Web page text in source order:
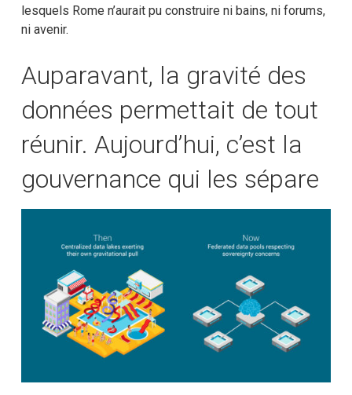
lesquels Rome n’aurait pu construire ni bains, ni forums,
ni avenir.
Auparavant, la gravité des
données permettait de tout
réunir. Aujourd’hui, c’est la
gouvernance qui les sépare